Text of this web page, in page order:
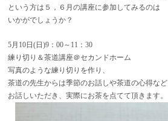
という方は５，６月の講座に参加してみるのは
いかがでしょうか？
5月10日(日)9：00～11：30
練り切り＆茶道講座＠セカンドホーム
写真のような練り切りを作り、
茶道の先生からは季節のお話しや茶道の心得など
お話しいただき、実際にお茶を点てて頂きます。